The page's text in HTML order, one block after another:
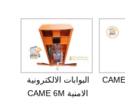
حاجز موقف CAME
البوابات الالكترونية
الامنية CAME 6M